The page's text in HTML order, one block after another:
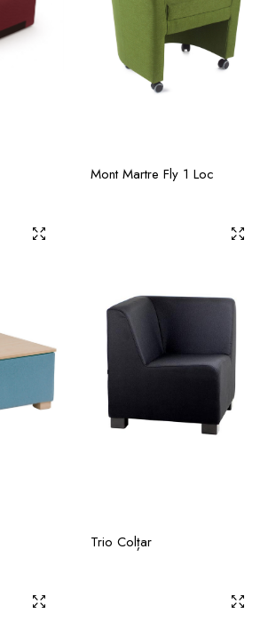
Mont Martre Fly 1 Loc
Trio Colțar